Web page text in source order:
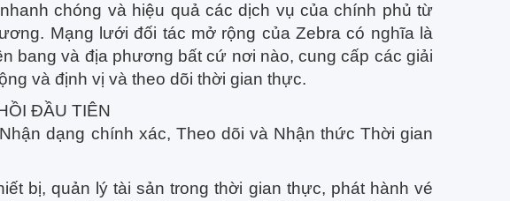
chóng và hiệu quả các dịch vụ của chính phủ từ
Mạng lưới đối tác mở rộng của Zebra có nghĩa là
bang và địa phương bất cứ nơi nào, cung cấp các giải
và định vị và theo dõi thời gian thực.
ĐẦU TIÊN
dạng chính xác, Theo dõi và Nhận thức Thời gian
bị, quản lý tài sản trong thời gian thực, phát hành vé